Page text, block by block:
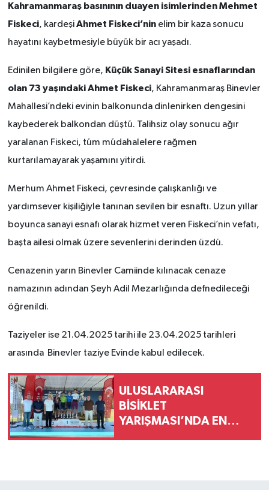
Kahramanmaraş basınının duayen isimlerinden Mehmet
Fiskeci, kardeşiAhmet Fiskeci’ninelim bir kaza sonucu
hayatını kaybetmesiyle büyük bir acı yaşadı.
Edinilen bilgilere göre, Küçük Sanayi Sitesi esnaflarından
olan 73 yaşındaki Ahmet Fiskeci, Kahramanmaraş Binevler
Mahallesi’ndeki evinin balkonunda dinlenirken dengesini
kaybederek balkondan düştü. Talihsiz olay sonucu ağır
yaralanan Fiskeci, tüm müdahalelere rağmen
kurtarılamayarak yaşamını yitirdi.
Merhum Ahmet Fiskeci, çevresinde çalışkanlığı ve
yardımsever kişiliğiyle tanınan sevilen bir esnaftı. Uzun yıllar
boyunca sanayi esnafı olarak hizmet veren Fiskeci’nin vefatı,
başta ailesi olmak üzere sevenlerini derinden üzdü.
Cenazenin yarın Binevler Camiinde kılınacak cenaze
namazının adından Şeyh Adil Mezarlığında defnedileceği
öğrenildi.
Taziyeler ise 21.04.2025 tarihi ile 23.04.2025 tarihleri
arasında Binevler taziye Evinde kabul edilecek.
ULUSLARARASI
BİSİKLET
YARIŞMASI’NDA EN